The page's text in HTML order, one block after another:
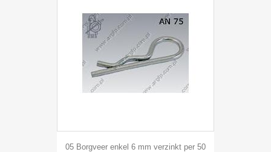
05 Borgveer enkel 6 mm verzinkt per 50